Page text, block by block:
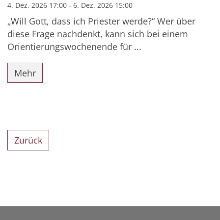
4. Dez. 2026 17:00 - 6. Dez. 2026 15:00
„Will Gott, dass ich Priester werde?“ Wer über
diese Frage nachdenkt, kann sich bei einem
Orientierungswochenende für ...
Mehr
Zurück